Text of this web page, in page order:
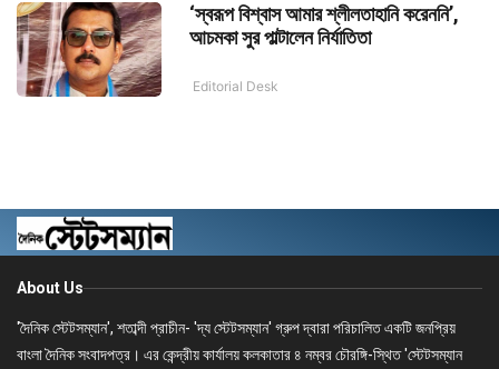
‘স্বরূপ বিশ্বাস আমার শ্লীলতাহানি করেননি’,
আচমকা সুর পাল্টালেন নির্যাতিতা
Editorial Desk
About Us
'দৈনিক স্টেটসম্যান', শতাব্দী প্রাচীন- 'দ্য স্টেটসম্যান' গ্রুপ দ্বারা পরিচালিত একটি জনপ্রিয়
বাংলা দৈনিক সংবাদপত্র। এর কেন্দ্রীয় কার্যালয় কলকাতার ৪ নম্বর চৌরঙ্গি-স্থিত 'স্টেটসম্যান